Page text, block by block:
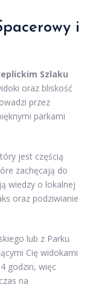
i
Szlaku
oraz bliskość
przez
parkami
jest częścią
zachęcają do
wiedzy o lokalnej
oraz podziwianie
lub z Parku
Cię widokami
godzin, więc
na